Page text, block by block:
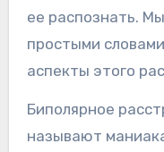
ее распознать.
простыми
аспекты этого
Биполярное
называют